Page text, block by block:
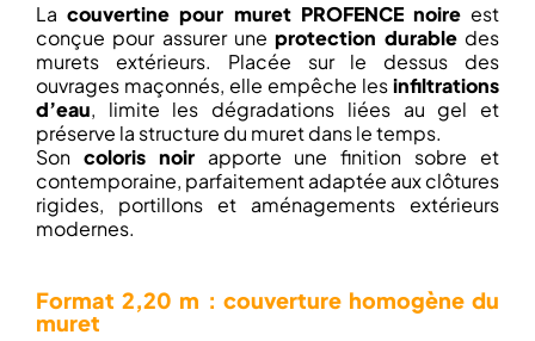
Lacouvertine pour muret PROFENCE noireest
conçue pour assurer uneprotection durabledes
murets extérieurs. Placée sur le dessus des
ouvrages maçonnés, elle empêche lesinfiltrations
d’eau, limite les dégradations liées au gel et
préserve la structure du muret dans le temps.
Son coloris noirapporte une finition sobre et
contemporaine, parfaitement adaptée aux clôtures
rigides, portillons et aménagements extérieurs
modernes.
Format 2,20 m : couverture homogène du
muret